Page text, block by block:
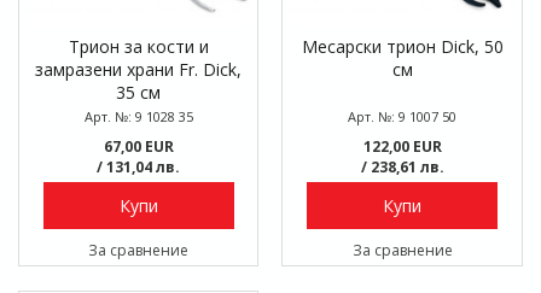
Трион за кости и
замразени храни Fr. Dick,
35 см
Арт. №: 9 1028 35
67,00 EUR
/ 131,04 лв.
Купи
За сравнение
Месарски трион Dick, 50
см
Арт. №: 9 1007 50
122,00 EUR
/ 238,61 лв.
Купи
За сравнение